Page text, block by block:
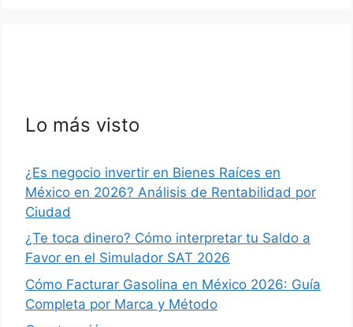
Lo más visto
¿Es negocio invertir en Bienes Raíces en
México en 2026? Análisis de Rentabilidad por
Ciudad
¿Te toca dinero? Cómo interpretar tu Saldo a
Favor en el Simulador SAT 2026
Cómo Facturar Gasolina en México 2026: Guía
Completa por Marca y Método